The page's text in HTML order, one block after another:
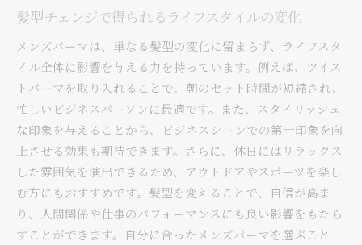
髪型チェンジで得られるライフスタイルの変化
メンズパーマは、単なる髪型の変化に留まらず、ライフスタ
イル全体に影響を与える力を持っています。例えば、ツイス
トパーマを取り入れることで、朝のセット時間が短縮され、
忙しいビジネスパーソンに最適です。また、スタイリッシュ
な印象を与えることから、ビジネスシーンでの第一印象を向
上させる効果も期待できます。さらに、休日にはリラックス
した雰囲気を演出できるため、アウトドアやスポーツを楽し
む方にもおすすめです。髪型を変えることで、自信が高ま
り、人間関係や仕事のパフォーマンスにも良い影響をもたら
すことができます。自分に合ったメンズパーマを選ぶこと